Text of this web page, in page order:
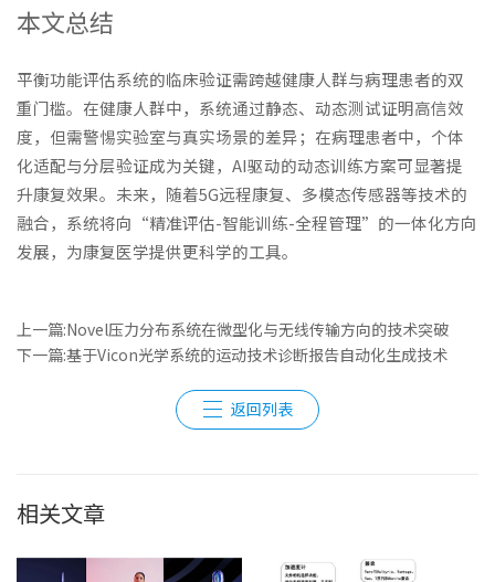
本文总结
平衡功能评估系统的临床验证需跨越健康人群与病理患者的双
重门槛。在健康人群中，系统通过静态、动态测试证明高信效
度，但需警惕实验室与真实场景的差异；在病理患者中，个体
化适配与分层验证成为关键，AI驱动的动态训练方案可显著提
升康复效果。未来，随着5G远程康复、多模态传感器等技术的
融合，系统将向“精准评估-智能训练-全程管理”的一体化方向
发展，为康复医学提供更科学的工具。
上一篇:Novel压力分布系统在微型化与无线传输方向的技术突破
下一篇:基于Vicon光学系统的运动技术诊断报告自动化生成技术
返回列表
相关文章